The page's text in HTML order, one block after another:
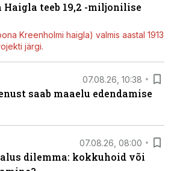
Haigla teeb 19,2 -miljonilise
Kreenholmi haigla) valmis aastal 1913
järgi.
07.08.26, 10:38
saab maaelu edendamise
07.08.26, 08:00
dilemma: kokkuhoid või